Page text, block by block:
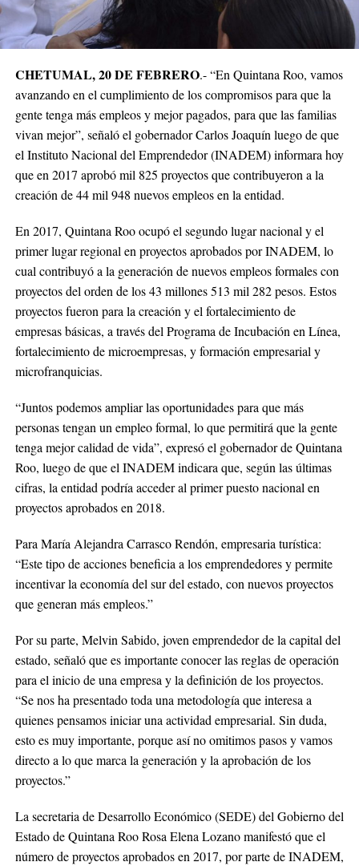
CHETUMAL, 20 DE FEBRERO.- “En Quintana Roo, vamos
avanzando en el cumplimiento de los compromisos para que la
gente tenga más empleos y mejor pagados, para que las familias
vivan mejor”, señaló el gobernador Carlos Joaquín luego de que
el Instituto Nacional del Emprendedor (INADEM) informara hoy
que en 2017 aprobó mil 825 proyectos que contribuyeron a la
creación de 44 mil 948 nuevos empleos en la entidad.
En 2017, Quintana Roo ocupó el segundo lugar nacional y el
primer lugar regional en proyectos aprobados por INADEM, lo
cual contribuyó a la generación de nuevos empleos formales con
proyectos del orden de los 43 millones 513 mil 282 pesos. Estos
proyectos fueron para la creación y el fortalecimiento de
empresas básicas, a través del Programa de Incubación en Línea,
fortalecimiento de microempresas, y formación empresarial y
microfranquicias.
“Juntos podemos ampliar las oportunidades para que más
personas tengan un empleo formal, lo que permitirá que la gente
tenga mejor calidad de vida”, expresó el gobernador de Quintana
Roo, luego de que el INADEM indicara que, según las últimas
cifras, la entidad podría acceder al primer puesto nacional en
proyectos aprobados en 2018.
Para María Alejandra Carrasco Rendón, empresaria turística:
“Este tipo de acciones beneficia a los emprendedores y permite
incentivar la economía del sur del estado, con nuevos proyectos
que generan más empleos.”
Por su parte, Melvin Sabido, joven emprendedor de la capital del
estado, señaló que es importante conocer las reglas de operación
para el inicio de una empresa y la definición de los proyectos.
“Se nos ha presentado toda una metodología que interesa a
quienes pensamos iniciar una actividad empresarial. Sin duda,
esto es muy importante, porque así no omitimos pasos y vamos
directo a lo que marca la generación y la aprobación de los
proyectos.”
La secretaria de Desarrollo Económico (SEDE) del Gobierno del
Estado de Quintana Roo Rosa Elena Lozano manifestó que el
número de proyectos aprobados en 2017, por parte de INADEM,